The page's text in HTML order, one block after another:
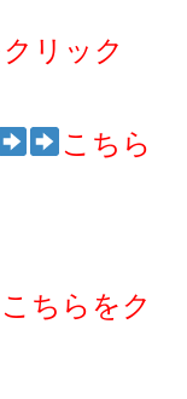
リック
こちら
こちらをク